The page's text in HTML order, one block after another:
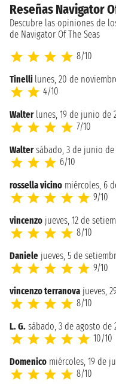
Reseñas Navigator
Descubre las opiniones de
de Navigator Of The Seas
8/10
Tinelli lunes, 20 de
4/10
Walter lunes, 19 de junio de
7/10
Walter sábado, 3 de junio de
6/10
rossella vicino miércoles, 6
9/10
vincenzo jueves, 12 de
8/10
Daniele jueves, 5 de
9/10
vincenzo terranova jueves,
8/10
L. G. sábado, 3 de agosto de
10/10
Domenico miércoles, 19 de
8/10